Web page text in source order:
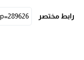
رابط مختصر